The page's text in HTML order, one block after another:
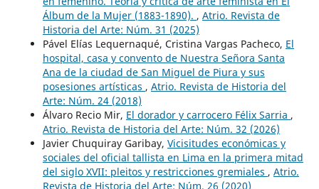
Álbum de la Mujer (1883-1890). , Atrio. Revista de
Historia del Arte: Núm. 31 (2025)
Pável Elías Lequernaqué, Cristina Vargas Pacheco, El
hospital, casa y convento de Nuestra Señora Santa
Ana de la ciudad de San Miguel de Piura y sus
posesiones artísticas , Atrio. Revista de Historia del
Arte: Núm. 24 (2018)
Álvaro Recio Mir, El dorador y carrocero Félix Sarria ,
Atrio. Revista de Historia del Arte: Núm. 32 (2026)
Javier Chuquiray Garibay, Vicisitudes económicas y
sociales del oficial tallista en Lima en la primera mitad
del siglo XVII: pleitos y restricciones gremiales , Atrio.
Revista de Historia del Arte: Núm. 26 (2020)